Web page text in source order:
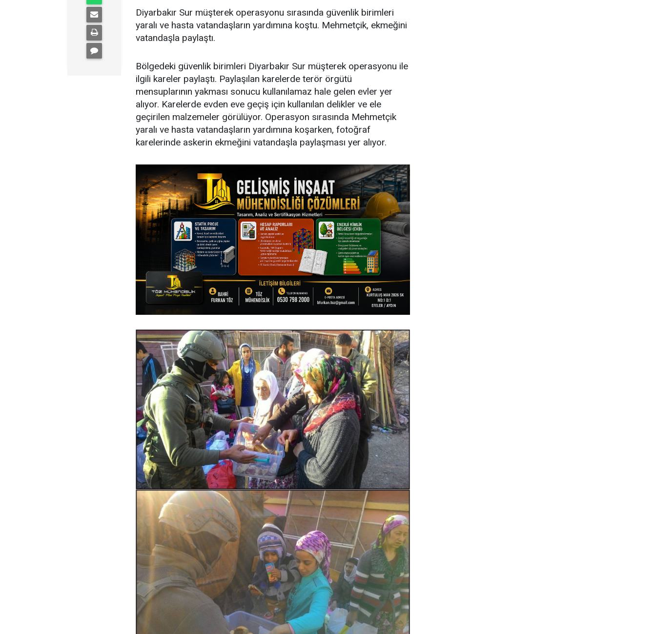
Diyarbakır Sur müşterek operasyonu sırasında güvenlik birimleri
yaralı ve hasta vatandaşların yardımına koştu. Mehmetçik, ekmeğini
vatandaşla paylaştı.
Bölgedeki güvenlik birimleri Diyarbakır Sur müşterek operasyonu ile
ilgili kareler paylaştı. Paylaşılan karelerde terör örgütü
mensuplarının yakması sonucu kullanılamaz hale gelen evler yer
alıyor. Karelerde evden eve geçiş için kullanılan delikler ve ele
geçirilen malzemeler görülüyor. Operasyon sırasında Mehmetçik
yaralı ve hasta vatandaşların yardımına koşarken, fotoğraf
karelerinde askerin ekmeğini vatandaşla paylaşması yer alıyor.